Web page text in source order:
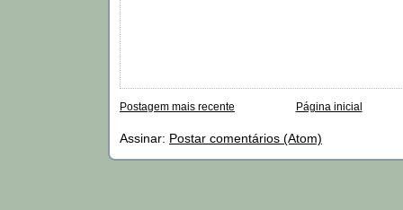
Postagem mais recente Página inicial
Assinar: Postar comentários (Atom)